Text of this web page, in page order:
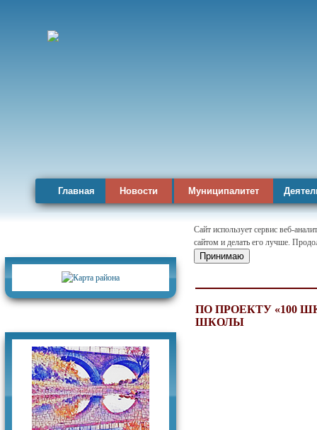
Главная Новости Муниципалитет
Сайт использует сервис веб-
сайтом и делать его лучше.
Принимаю
ПО ПРОЕКТУ «100
ШКОЛЫ